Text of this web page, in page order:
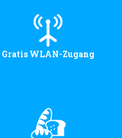
Gratis WLAN-Zugang